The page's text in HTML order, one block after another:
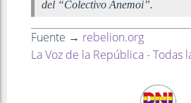
del “Colectivo Anemoi”.
Fuente → rebelion.org
La Voz de la República - Todas